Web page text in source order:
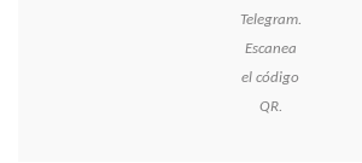
Telegram.
Escanea
el código
QR.